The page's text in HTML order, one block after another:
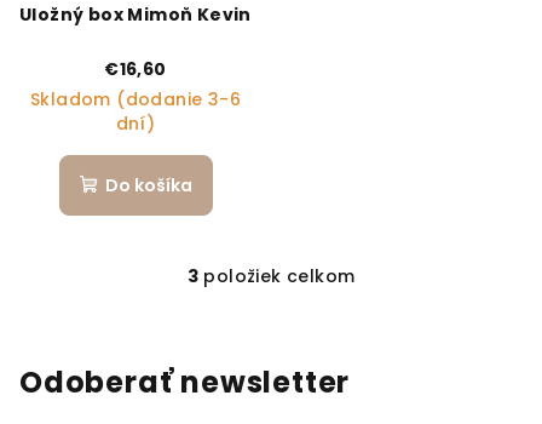
Uložný box Mimoň Kevin
€16,60
Skladom (dodanie 3-6
dní)
Do košíka
Ovládacie prvky
3 položiek celkom
Odoberať newsletter